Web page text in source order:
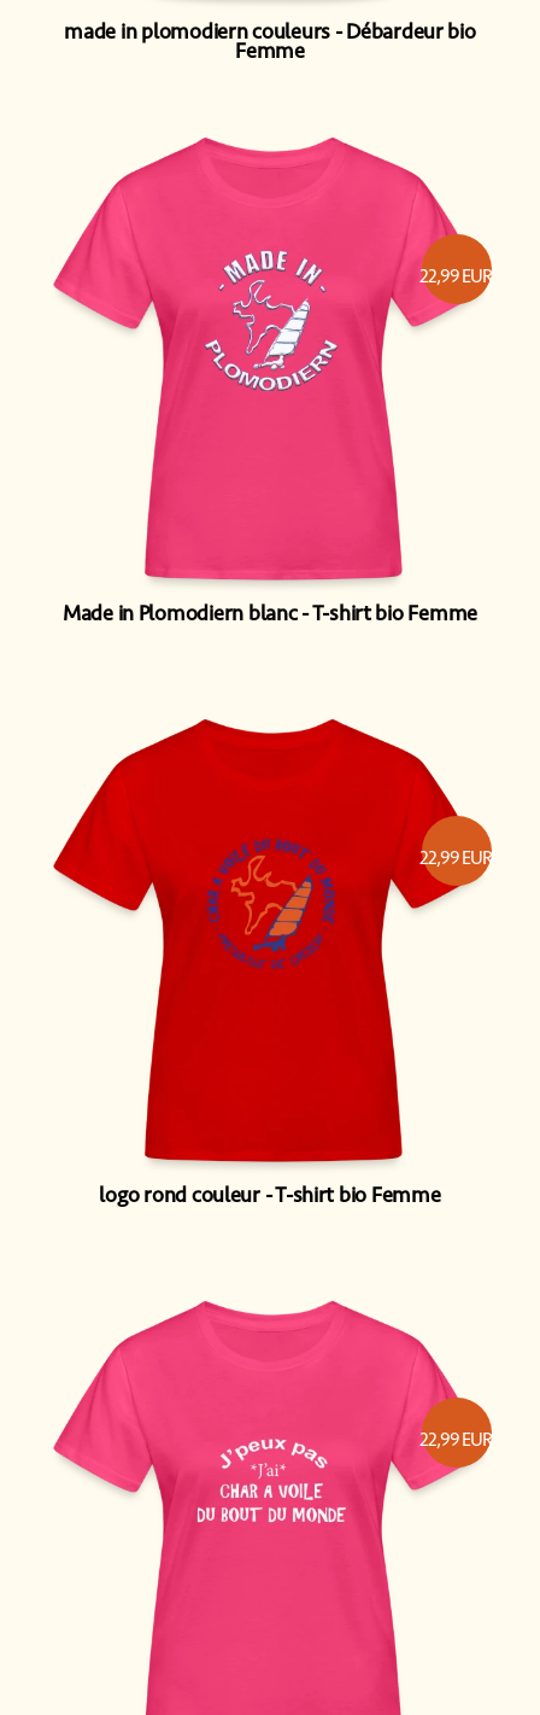
made in plomodiern couleurs Débardeur bio
Femme
Made in Plomodiern blanc T-shirt bio Femme
22,99EUR
logo rond couleur T-shirt bio Femme
22,99EUR
22,99EUR